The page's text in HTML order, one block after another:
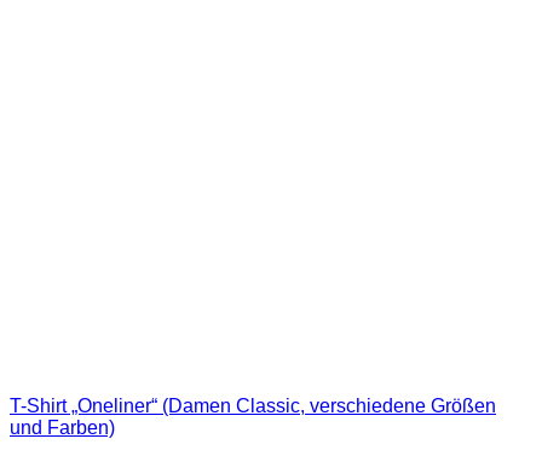
T-Shirt „Oneliner“ (Damen Classic, verschiedene Größen
und Farben)